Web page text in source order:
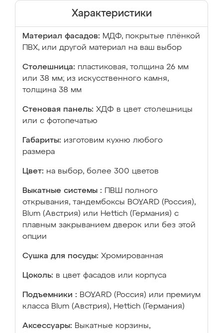
Характеристики
Материал фасадов: МДФ, покрытые плёнкой
ПВХ, или другой материал на ваш выбор
Столешница: пластиковая, толщина 26 мм
или 38 мм; из искусственного камня,
толщина 38 мм
Стеновая панель: ХДФ в цвет столешницы
или с фотопечатью
Габариты: изготовим кухню любого
размера
Цвет: на выбор, более 300 цветов
Выкатные системы :
ПВШ полного
открывания, тандембоксы BOYARD (Россия),
Blum (Австрия) или Hettich (Германия) с
плавным закрыванием дверок или без этой
опции
Сушка для посуды: Хромированная
Цоколь: в цвет фасадов или корпуса
Подъемники : BOYARD (Россия) или премиум
класса Blum (Австрия), Hettich (Германия)
Аксессуары: Выкатные корзины,